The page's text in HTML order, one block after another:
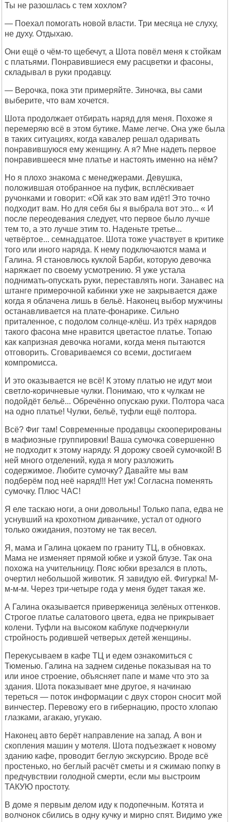
Ты не разошлась с тем хохлом?
— Поехал помогать новой власти. Три месяца не слуху,
не духу. Отдыхаю.
Они ещё о чём-то щебечут, а Шота повёл меня к стойкам
с платьями. Понравившиеся ему расцветки и фасоны,
складывал в руки продавцу.
— Верочка, пока эти примеряйте. Зиночка, вы сами
выберите, что вам хочется.
Шота продолжает отбирать наряд для меня. Похоже я
перемеряю всё в этом бутике. Маме легче. Она уже была
в таких ситуациях, когда кавалер решал одаривать
понравившуюся ему женщину. А я? Мне надеть первое
понравившееся мне платье и настоять именно на нём?
Но я плохо знакома с менеджерами. Девушка,
положившая отобранное на пуфик, всплёскивает
ручонками и говорит: «Ой как это вам идёт! Это точно
подходит вам. Но для себя бы я выбрала вот это... « И
после переодевания следует, что первое было лучше
тем то, а это лучше этим то. Наденьте третье...
четвёртое... семнадцатое. Шота тоже участвует в критике
того или иного наряда. К нему подключаются мама и
Галина. Я становлюсь куклой Барби, которую девочка
наряжает по своему усмотрению. Я уже устала
поднимать-опускать руки, переставлять ноги. Занавес на
штанге примерочной кабинки уже не закрывается даже
когда я облачена лишь в бельё. Наконец выбор мужчины
останавливается на плате-фонарике. Сильно
приталенное, с подолом солнце-клёш. Из трёх нарядов
такого фасона мне нравится цветастое платье. Топаю
как капризная девочка ногами, когда меня пытаются
отговорить. Сговариваемся со всеми, достигаем
компромисса.
И это оказывается не всё! К этому платью не идут мои
светло-коричневые чулки. Понимаю, что к чулкам не
подойдёт бельё... Обречённо опускаю руки. Полтора часа
на одно платье! Чулки, бельё, туфли ещё полтора.
Всё? Фиг там! Современные продавцы скооперированы
в мафиозные группировки! Ваша сумочка совершенно
не подходит к этому наряду. Я дорожу своей сумочкой! В
ней много отделений, куда я могу разложить
содержимое. Любите сумочку? Давайте мы вам
подберём под неё наряд!!! Нет уж! Согласна поменять
сумочку. Плюс ЧАС!
Я еле таскаю ноги, а они довольны! Только папа, едва не
уснувший на крохотном диванчике, устал от одного
только ожидания, поэтому не так весел.
Я, мама и Галина цокаем по граниту ТЦ, в обновках.
Мама не изменяет прямой юбке и узкой блузе. Так она
похожа на учительницу. Пояс юбки врезался в плоть,
очертил небольшой животик. Я завидую ей. Фигурка! М-
м-м-м. Через три-четыре года у меня будет такая же.
А Галина оказывается приверженица зелёных оттенков.
Строгое платье салатового цвета, едва не прикрывает
колени. Туфли на высоком каблуке подчеркнули
стройность родившей четверых детей женщины.
Перекусываем в кафе ТЦ и едем ознакомиться с
Тюменью. Галина на заднем сиденье показывая на то
или иное строение, объясняет папе и маме что это за
здания. Шота показывает мне другое, я начинаю
тереться — поток информации с двух сторон сносит мой
винчестер. Перевожу его в гибернацию, просто хлопаю
глазками, агакаю, угукаю.
Наконец авто берёт направление на запад. А вон и
скопления машин у мотеля. Шота подъезжает к новому
зданию кафе, проводит беглую экскурсию. Вроде всё
простенько, но беглый расчёт сметы и я сжимаю попку в
предчувствии голодной смерти, если мы выстроим
ТАКУЮ простоту.
В доме я первым делом иду к подопечным. Котята и
волчонок сбились в одну кучку и мирно спят. Видимо уже